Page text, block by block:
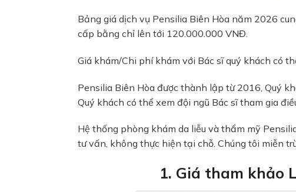
Bảng giá dịch vụ Pensilia Biên Hòa năm 2026
cấp bằng chỉ lên tới 120.000.000 VNĐ.
Giá khám/Chi phí khám với Bác sĩ quý khách có
Pensilia Biên Hòa được thành lập từ 2016, Quý
Quý khách có thể xem đội ngũ Bác sĩ tham gia
Hệ thống phòng khám da liễu và thẩm mỹ
tư vấn, không thực hiện tại chỗ. Chúng tôi miễn
1. Giá tham khảo